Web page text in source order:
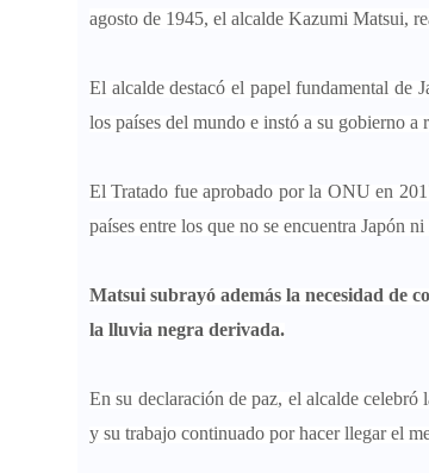
agosto de 1945, el alcalde Kazumi Matsui,
El alcalde destacó el papel fundamental de
los países del mundo e instó a su gobierno
El Tratado fue aprobado por la ONU en
países entre los que no se encuentra Japón
Matsui subrayó además la necesidad de
la lluvia negra derivada.
En su declaración de paz, el alcalde celebró
y su trabajo continuado por hacer llegar el